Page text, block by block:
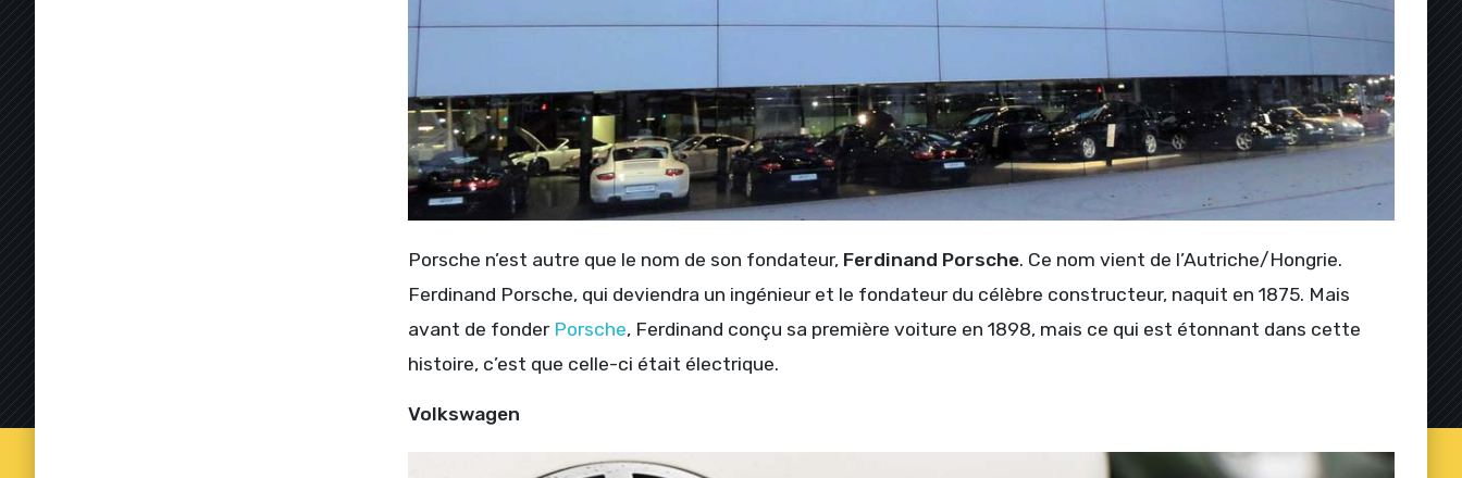
Porsche n’est autre que le nom de son fondateur, Ferdinand Porsche. Ce nom vient de l’Autriche/Hongrie.
Ferdinand Porsche, qui deviendra un ingénieur et le fondateur du célèbre constructeur, naquit en 1875. Mais
avant de fonder Porsche, Ferdinand conçu sa première voiture en 1898, mais ce qui est étonnant dans cette
histoire, c’est que celle-ci était électrique.
Volkswagen